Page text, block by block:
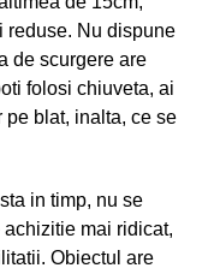
reduse. Nu dispune
de scurgere are
folosi chiuveta, ai
blat, inalta, ce se
in timp, nu se
mai ridicat,
Obiectul are